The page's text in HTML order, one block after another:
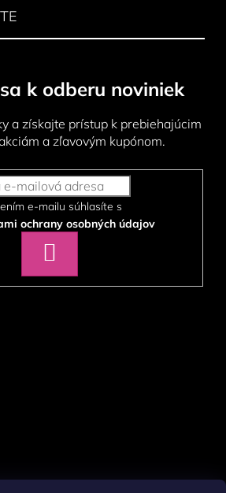
k odberu noviniek
a získajte prístup k prebiehajúcim
a zľavovým kupónom.
ochrany osobných údajov
SA